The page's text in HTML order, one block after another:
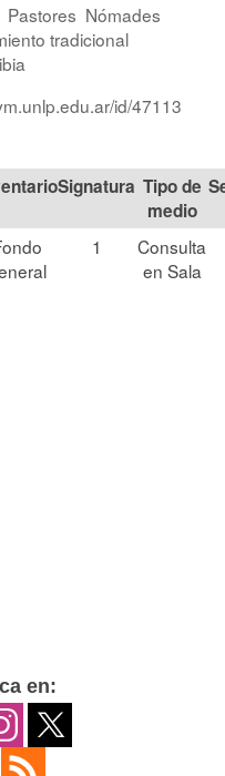
Pastores Nómades
tradicional
id/47113
Signatura Tipo de
medio
1
Consulta
en Sala
en: